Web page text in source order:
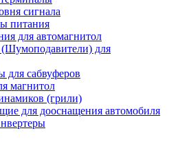
сигнала
питания
для автомагнитол
для
для сабвуферов
магнитол
(грили)
для дооснащения автомобиля